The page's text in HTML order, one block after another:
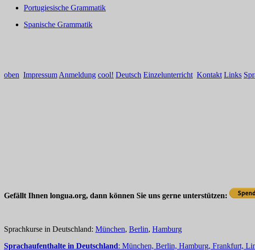
Portugiesische Grammatik
Spanische Grammatik
oben Impressum Anmeldung cool! Deutsch Einzelunterricht Kontakt Links
Gefällt Ihnen longua.org, dann können Sie uns gerne unterstützen:
Sprachkurse in Deutschland: München, Berlin, Hamburg
Sprachaufenthalte in Deutschland: München, Berlin, Hamburg, Frankfurt,